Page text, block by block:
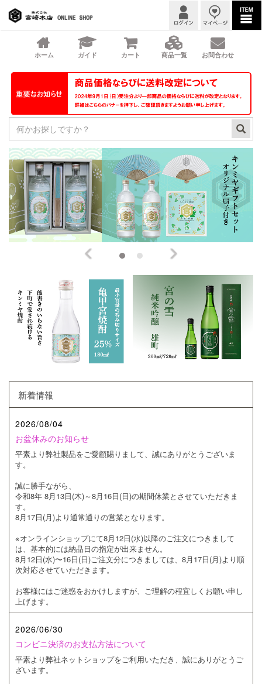
新着情報
2026/08/04
お盆休みのお知らせ
平素より弊社製品をご愛顧賜りまして、誠にありがとうございま
す。
誠に勝手ながら、
令和8年 8月13日(木)～8月16日(日)の期間休業とさせていただきま
す。
8月17日(月)より通常通りの営業となります。
※オンラインショップにて8月12日(水)以降のご注文につきまして
は、基本的には納品日の指定が出来ません。
8月12日(水)〜16日(日)ご注文分につきましては、8月17日(月)より順
次対応させていただきます。
お客様にはご迷惑をおかけしますが、ご理解の程宜しくお願い申し
上げます。
2026/06/30
コンビニ決済のお支払方法について
平素より弊社ネットショップをご利用いただき、誠にありがとうご
ざいます。